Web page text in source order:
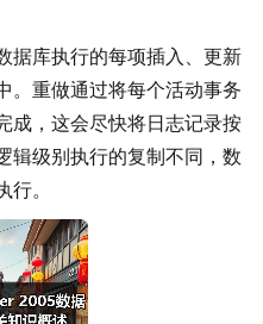
据库执行的每项插入、更新
。重做通过将每个活动事务
成，这会尽快将日志记录按
辑级别执行的复制不同，数
行。